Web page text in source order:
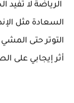
الرياضة لا
السعادة مثل
أثر إيجابي على